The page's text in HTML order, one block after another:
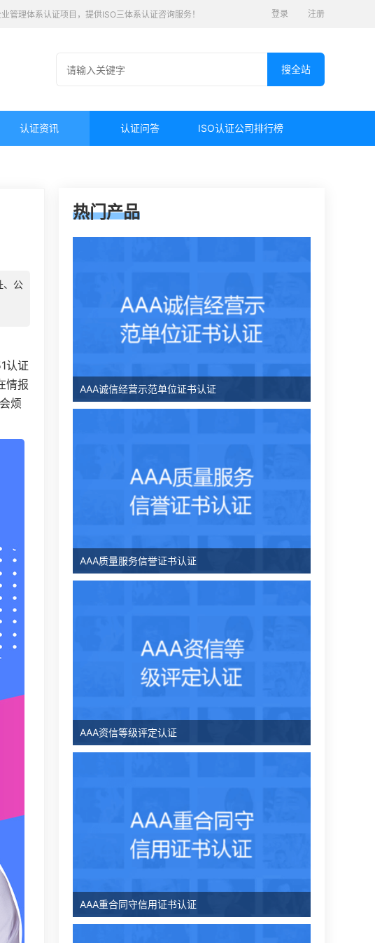
理体系认证项目，提供ISO三体系认证咨询服务！ 登录 注册
认证资讯 认证问答 ISO认证公司排行榜
、公
认证
情报
烦
热门产品
AAA诚信经营示范单位证书认证
AAA质量服务信誉证书认证
AAA资信等级评定认证
AAA重合同守信用证书认证